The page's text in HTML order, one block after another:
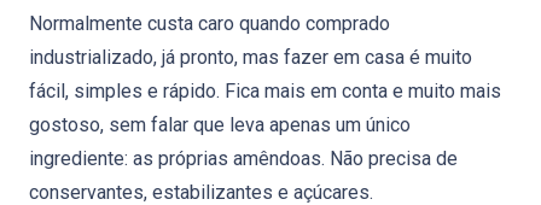
Normalmente custa caro quando comprado
industrializado, já pronto, mas fazer em casa é muito
fácil, simples e rápido. Fica mais em conta e muito mais
gostoso, sem falar que leva apenas um único
ingrediente: as próprias amêndoas. Não precisa de
conservantes, estabilizantes e açúcares.